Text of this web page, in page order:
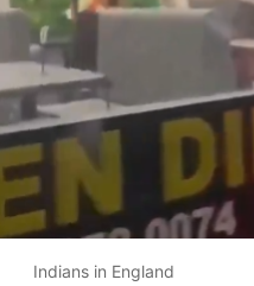
Indians in England